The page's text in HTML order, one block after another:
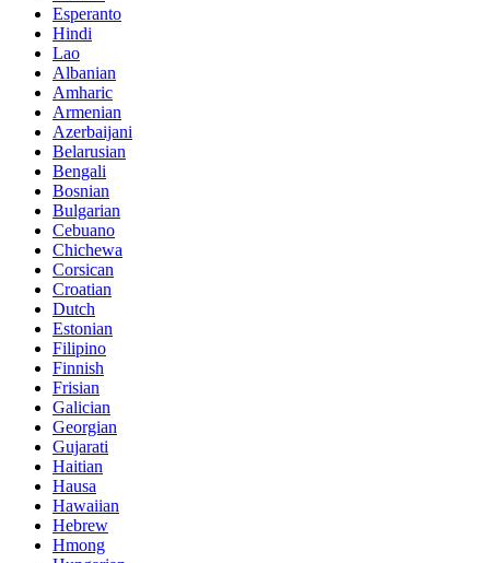
Esperanto
Hindi
Lao
Albanian
Amharic
Armenian
Azerbaijani
Belarusian
Bengali
Bosnian
Bulgarian
Cebuano
Chichewa
Corsican
Croatian
Dutch
Estonian
Filipino
Finnish
Frisian
Galician
Georgian
Gujarati
Haitian
Hausa
Hawaiian
Hebrew
Hmong